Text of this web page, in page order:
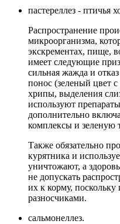
пастереллез - птичья
Распространение
микроорганизма,
экскрементах, пище,
имеет следующие
сильная жажда и
понос (зеленый цвет
хрипы, выделения
используют
дополнительно
комплексы и зеленую
Также обязательно
курятника и
уничтожают, а
не допускать
их к корму,
разносчиками.
сальмонеллез.